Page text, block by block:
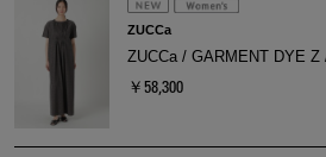
ZUCCa
ZUCCa / GARMENT DYE Z
￥58,300